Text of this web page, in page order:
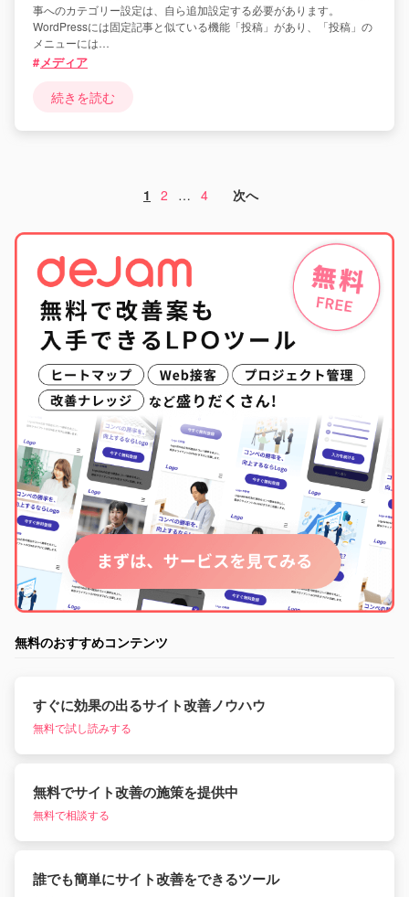
事へのカテゴリー設定は、自ら追加設定する必要があります。
WordPressには固定記事と似ている機能「投稿」があり、「投稿」の
メニューには…
メディア
続きを読む
投
ー
1 2 … 4 次へ
無料のおすすめコンテンツ
すぐに効果の出るサイト改善ノウハウ
無料で試し読みする
無料でサイト改善の施策を提供中
無料で相談する
誰でも簡単にサイト改善をできるツール